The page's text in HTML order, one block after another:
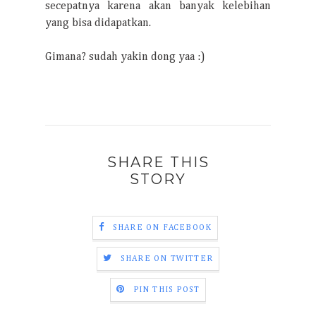
secepatnya karena akan banyak kelebihan
yang bisa didapatkan.
Gimana? sudah yakin dong yaa :)
SHARE THIS
STORY
SHARE ON FACEBOOK
SHARE ON TWITTER
PIN THIS POST